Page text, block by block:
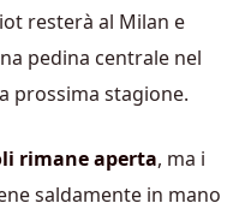
resterà al Milan e
pedina centrale nel
prossima stagione.
rimane aperta, ma i
saldamente in mano